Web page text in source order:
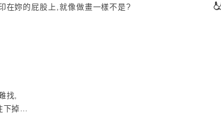
在妳的屁股上,就像做畫一樣不是?
找,
下掉…